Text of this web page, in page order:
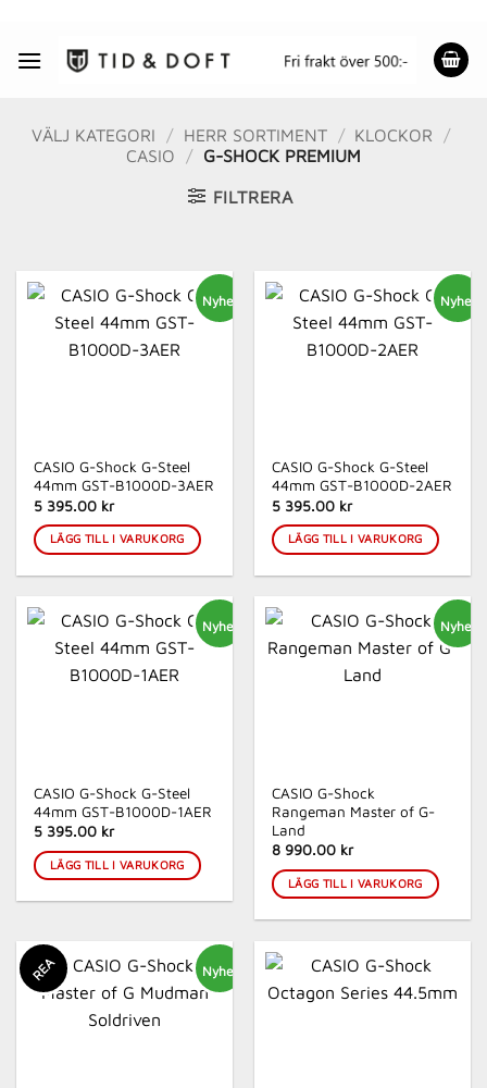
content
VÄLJ KATEGORI / HERR SORTIMENT / KLOCKOR
/
CASIO
/ G-SHOCK PREMIUM
FILTRERA
Nyhet
CASIO G-Shock G-Steel
44mm GST-B1000D-3AER
5 395.00 kr
LÄGG TILL I VARUKORG
Nyhet
CASIO G-Shock G-Steel
44mm GST-B1000D-2AER
5 395.00 kr
LÄGG TILL I VARUKORG
Nyhet
CASIO G-Shock G-Steel
44mm GST-B1000D-1AER
5 395.00 kr
LÄGG TILL I VARUKORG
Nyhet
CASIO G-Shock
Rangeman Master of G-
Land
8 990.00 kr
LÄGG TILL I VARUKORG
REA Nyhet